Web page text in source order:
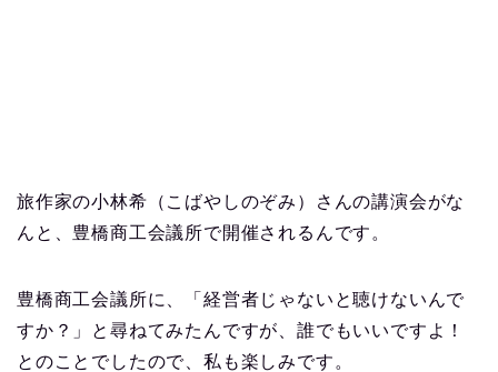
旅作家の小林希（こばやしのぞみ）さんの講演会がな
んと、豊橋商工会議所で開催されるんです。
豊橋商工会議所に、「経営者じゃないと聴けないんで
すか？」と尋ねてみたんですが、誰でもいいですよ！
とのことでしたので、私も楽しみです。